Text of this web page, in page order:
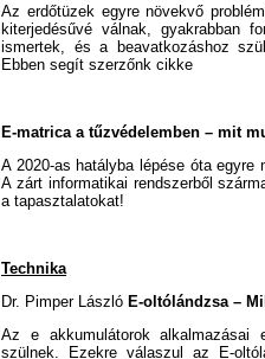
Az erdőtüzek egyre növekvő
kiterjedésűvé válnak, gyakrabban
ismertek, és a beavatkozáshoz
Ebben segít szerzőnk cikke
E-matrica a tűzvédelemben – mit
A 2020-as hatályba lépése óta egyre
A zárt informatikai rendszerből
a tapasztalatokat!
Technika
Dr. Pimper László E-oltólándzsa –
Az e akkumulátorok alkalmazásai
szülnek. Ezekre válaszul az E-